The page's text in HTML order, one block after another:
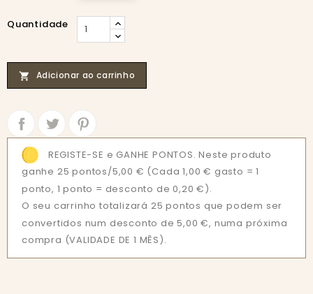
Quantidade
 Adicionar ao carrinho
REGISTE-SE e GANHE PONTOS. Neste produto
ganhe 25 pontos/5,00 € (Cada 1,00 € gasto = 1
ponto, 1 ponto = desconto de 0,20 €).
O seu carrinho totalizará 25 pontos que podem ser
convertidos num desconto de 5,00 €, numa próxima
compra (VALIDADE DE 1 MÊS).